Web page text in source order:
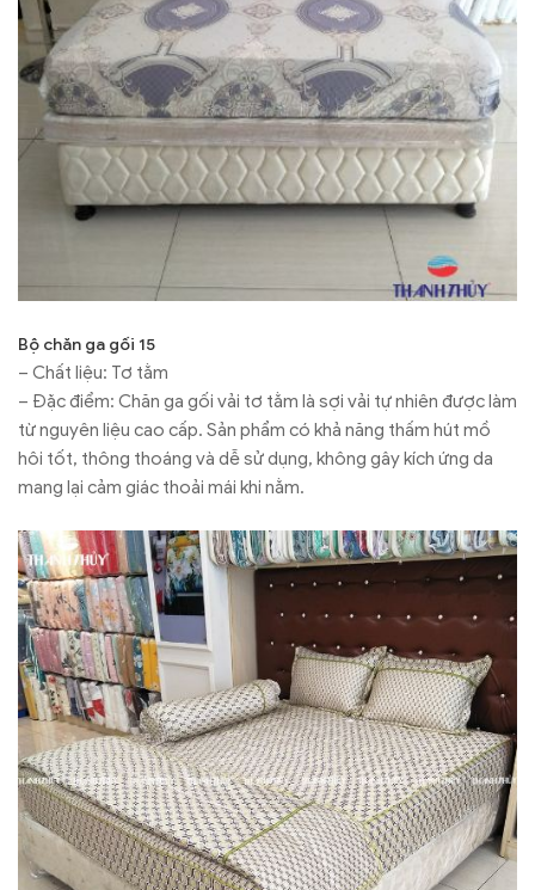
Bộ chăn ga gối 15
– Chất liệu: Tơ tằm
– Đặc điểm: Chăn ga gối vải tơ tằm là sợi vải tự nhiên được làm
từ nguyên liệu cao cấp. Sản phẩm có khả năng thấm hút mồ
hôi tốt, thông thoáng và dễ sử dụng, không gây kích ứng da
mang lại cảm giác thoải mái khi nằm.